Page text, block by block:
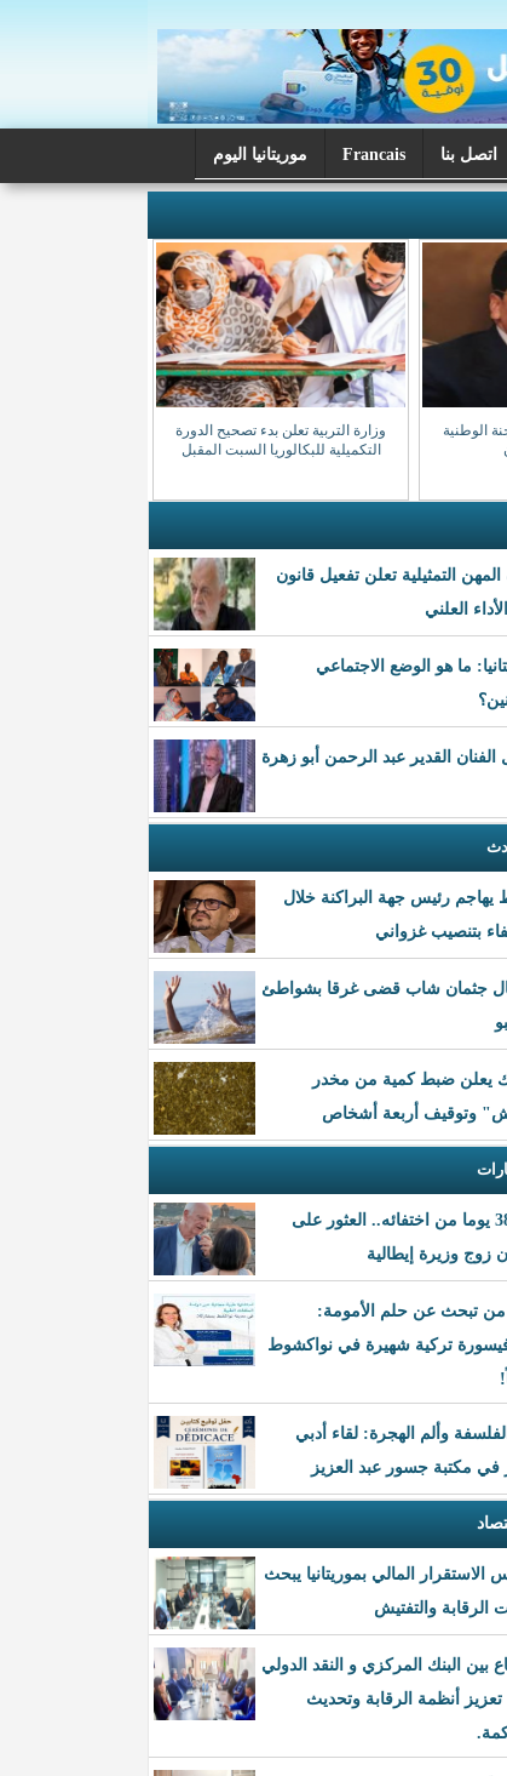
اتصل بنا Francais موريتانيا اليوم
الوطنية
وزارة التربية تعلن بدء تصحيح الدورة
التكميلية للبكالوريا السبت المقبل
المهن التمثيلية تعلن تفعيل قانون
العلني
ما هو الوضع الاجتماعي
الفنان القدير عبد الرحمن أبو زهرة
يهاجم رئيس جهة البراكنة خلال
بتنصيب غزواني
جثمان شاب قضى غرقا بشواطئ
يعلن ضبط كمية من مخدر
وتوقيف أربعة أشخاص
بعد 38 يوما من اختفائه.. العثور على
زوج وزيرة إيطالية
تبحث عن حلم الأمومة:
تركية شهيرة في نواكشوط
وألم الهجرة: لقاء أدبي
في مكتبة جسور عبد العزيز
الاستقرار المالي بموريتانيا يبحث
الرقابة والتفتيش
بين البنك المركزي و النقد الدولي
أنظمة الرقابة وتحديث